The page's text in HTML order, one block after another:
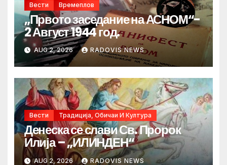
Вести Времеплов
„Првото заседание на АСНОМ“-
2 Август 1944 год.
AUG 2, 2026 RADOVIS NEWS
Вести Традиција, Обичаи И Култура
Денеска се слави Св. Пророк
Илија – „ИЛИНДЕН“
AUG 2, 2026 RADOVIS NEWS